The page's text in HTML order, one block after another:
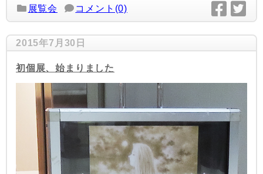
展覧会 コメント(0)
2015年7月30日
初個展、始まりました